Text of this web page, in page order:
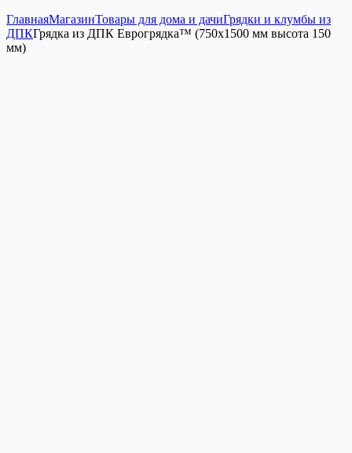
ГлавнаяМагазинТовары для дома и дачиГрядки и клумбы из
ДПКГрядка из ДПК Еврогрядка™ (750х1500 мм высота 150
мм)